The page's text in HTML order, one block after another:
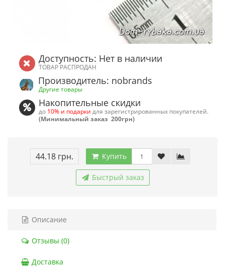
Доступность: Нет в наличии
ТОВАР РАСПРОДАН
Производитель: nobrands
Другие товары
Накопительные скидки
до 10% и подарки для зарегистрированных покупателей.
(Минимальный заказ 200грн)
44.18 грн. Купить
Быстрый заказ
Описание
Отзывы (0)
Доставка